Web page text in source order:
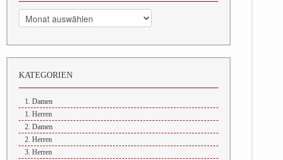
Archiv
KATEGORIEN
1. Damen
1. Herren
2. Damen
2. Herren
3. Herren